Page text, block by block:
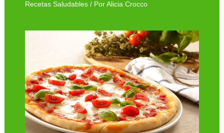
Recetas Saludables/ Por Alicia Crocco